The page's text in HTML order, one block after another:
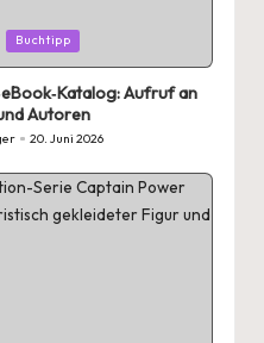
Buchtipp
Aufruf an
Autoren
20. Juni 2026